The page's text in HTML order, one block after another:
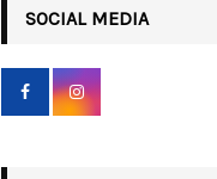
r
SOCIAL MEDIA